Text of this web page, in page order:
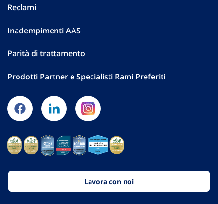
Reclami
Inadempimenti AAS
Parità di trattamento
Prodotti Partner e Specialisti Rami Preferiti
Lavora con noi